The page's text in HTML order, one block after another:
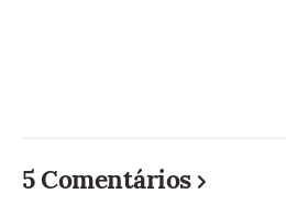
5 Comentários